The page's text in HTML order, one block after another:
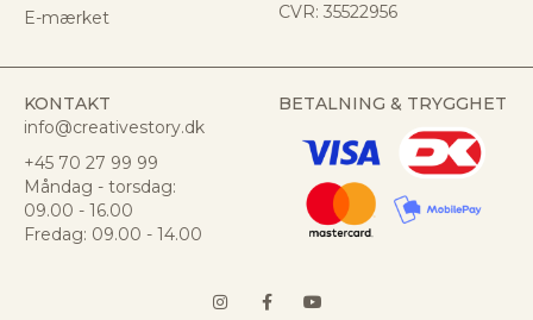
E-mærket
CVR: 35522956
KONTAKT
info@creativestory.dk
+45 70 27 99 99
Måndag - torsdag:
09.00 - 16.00
Fredag: 09.00 - 14.00
BETALNING & TRYGGHET